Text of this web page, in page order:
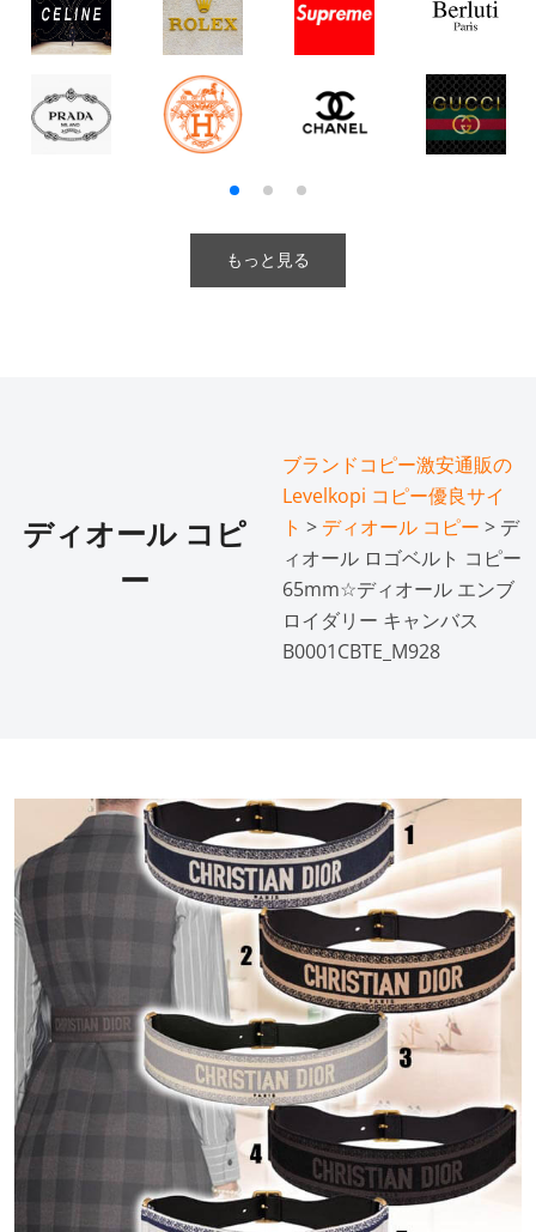
もっと見る
ディオール コピ
ー
ブランドコピー激安通販の
Levelkopi コピー優良サイ
ト > ディオール コピー > デ
ィオール ロゴベルト コピー
65mm☆ディオール エンブ
ロイダリー キャンバス
B0001CBTE_M928